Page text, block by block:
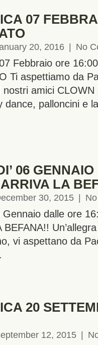
07
20, 2016 No
Febbraio ore
Ti aspettiamo da
amici
dance, palloncini e
06
LA
30, 2015
dalle ore
BEFANA!!
vi aspettano da
20
12, 2015